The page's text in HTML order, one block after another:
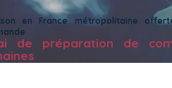
en France métropolitaine
de préparation de